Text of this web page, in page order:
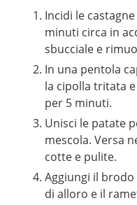
Incidi le
minuti circa in
sbucciale e
In una pentola
la cipolla tritata
per 5 minuti.
Unisci le patate
mescola. Versa
cotte e pulite.
Aggiungi il
di alloro e il